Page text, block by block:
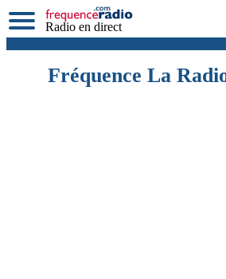
Radio en direct
Fréquence La